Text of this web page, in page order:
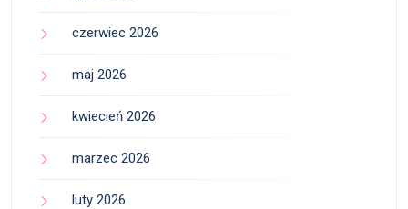
czerwiec 2026
maj 2026
kwiecień 2026
marzec 2026
luty 2026